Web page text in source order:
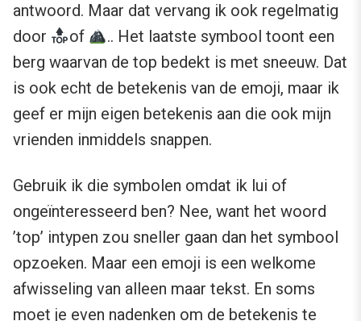
antwoord. Maar dat vervang ik ook regelmatig
door
of
.. Het laatste symbool toont een
berg waarvan de top bedekt is met sneeuw. Dat
is ook echt de betekenis van de emoji, maar ik
geef er mijn eigen betekenis aan die ook mijn
vrienden inmiddels snappen.
Gebruik ik die symbolen omdat ik lui of
ongeïnteresseerd ben? Nee, want het woord
’top’ intypen zou sneller gaan dan het symbool
opzoeken. Maar een emoji is een welkome
afwisseling van alleen maar tekst. En soms
moet je even nadenken om de betekenis te